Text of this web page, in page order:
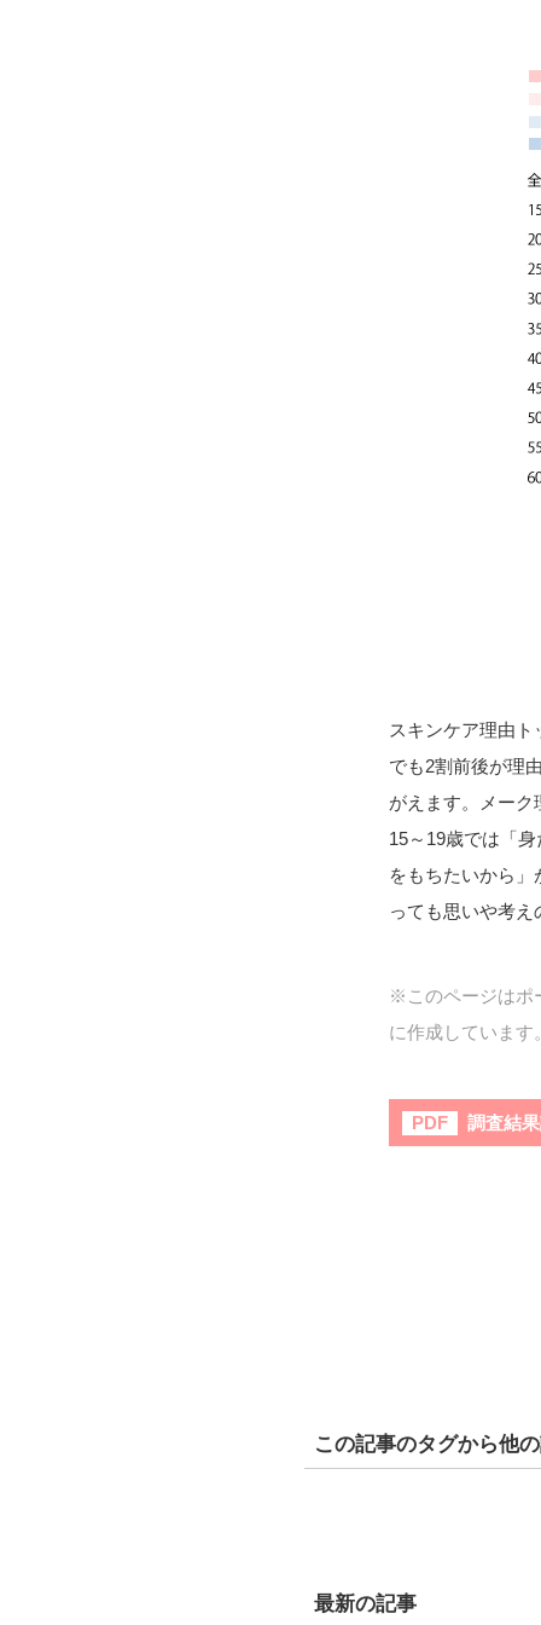
スキンケア理由
でも2割前後が理
がえます。メーク
15～19歳では「
をもちたいから
っても思いや考え
※このページはポ
に作成しています。
PDF 調査結
この記事のタグから他
最新の記事